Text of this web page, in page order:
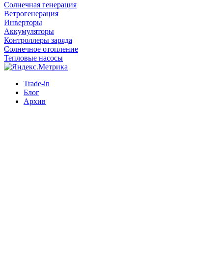
Солнечная генерация
Ветрогенерация
Инверторы
Аккумуляторы
Контроллеры заряда
Солнечное отопление
Тепловые насосы
Trade-in
Блог
Архив